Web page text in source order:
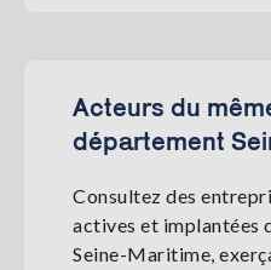
Acteurs du
département
Consultez des
actives et implantées
Seine-Maritime,